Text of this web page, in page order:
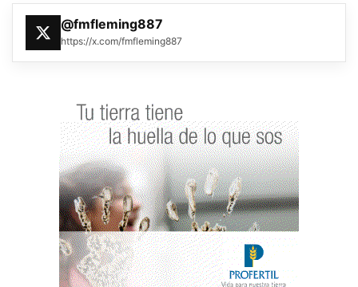
@fmfleming887
https://x.com/fmfleming887